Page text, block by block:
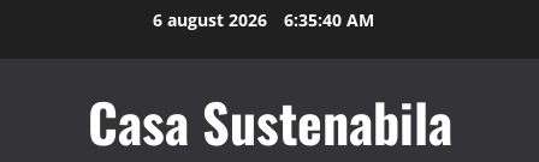
6 august 2026 6:35:41 AM
Casa Sustenabila